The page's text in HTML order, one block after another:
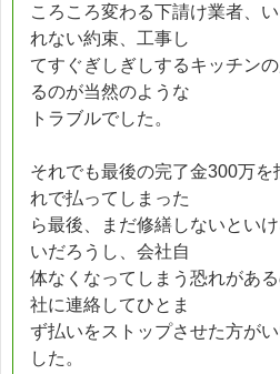
ころころ変わる下請け業者、
れない約束、工事し
てすぐぎしぎしするキッチン
るのが当然のような
トラブルでした。
それでも最後の完了金300万を
れで払ってしまった
ら最後、まだ修繕しないとい
いだろうし、会社自
体なくなってしまう恐れがあ
社に連絡してひとま
ず払いをストップさせた方が
した。